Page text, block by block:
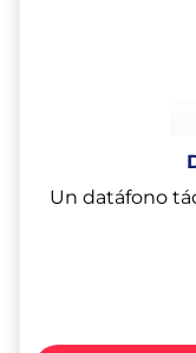
Un datáfono